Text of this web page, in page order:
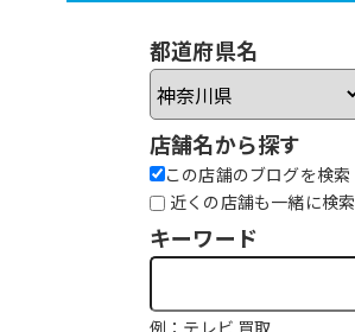
都道府県名
店舗名から探す
この店舗のブログを検索
近くの店舗も一緒に検索
キーワード
例：テレビ 買取